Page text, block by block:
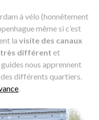
à vélo (honnêtement
même si c’est
la visite des canaux
très différent et
nous apprennent
différents quartiers.
.